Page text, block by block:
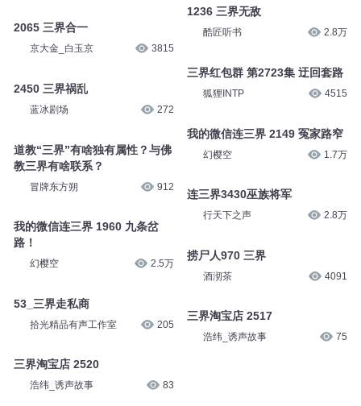
2065 三界合一
京大金_白玉京 3815
2450 三界祸乱
蓝冰剧场 272
道教“三界”有啥独有属性？与佛
教三界有啥联系？
冒牌东方朔 912
我的微信连三界 1960 九条岔
路！
幻樱空 2.5万
53_三界走私商
拾光精品有声工作室 205
三界淘宝店 2520
浩纬_诱声故事 83
1236 三界无敌
酷匠听书 2.8万
三界红包群 第2723集 迂回套路
狐狸INTP 4515
我的微信连三界 2149 冤家路窄
幻樱空 1.7万
连三界3430巫族将军
行天下之声 2.8万
捞尸人970 三界
酒沏茶 4091
三界淘宝店 2517
浩纬_诱声故事 75